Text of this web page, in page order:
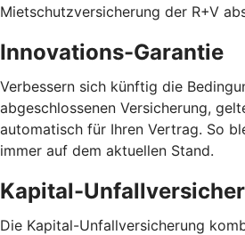
Mietschutzversicherung der R+V
Innovations-Garantie
Verbessern sich künftig die
abgeschlossenen Versicherung,
automatisch für Ihren Vertrag. So
immer auf dem aktuellen Stand.
Kapital-
Die Kapital-Unfallversicherung